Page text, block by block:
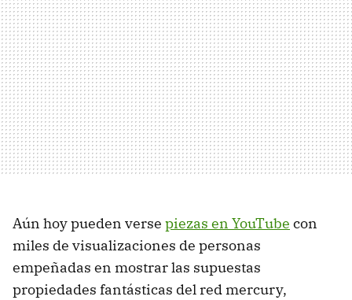
Aún hoy pueden verse piezas en YouTube con
miles de visualizaciones de personas
empeñadas en mostrar las supuestas
propiedades fantásticas del red mercury,